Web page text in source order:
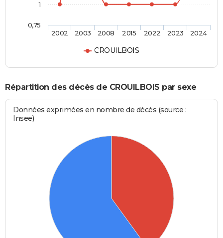
CROUILBOIS
2002 2003 2008 2015 2022 2023 2024
0,75
1
Répartition des décès de CROUILBOIS par sexe
Données exprimées en nombre de décès (source :
Insee)